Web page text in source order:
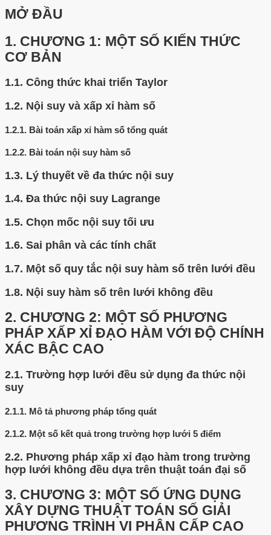
MỞ ĐẦU
1. CHƯƠNG 1: MỘT SỐ KIẾN THỨC
CƠ BẢN
1.1. Công thức khai triển Taylor
1.2. Nội suy và xấp xỉ hàm số
1.2.1. Bài toán xấp xỉ hàm số tổng quát
1.2.2. Bài toán nội suy hàm số
1.3. Lý thuyết về đa thức nội suy
1.4. Đa thức nội suy Lagrange
1.5. Chọn mốc nội suy tối ưu
1.6. Sai phân và các tính chất
1.7. Một số quy tắc nội suy hàm số trên lưới đều
1.8. Nội suy hàm số trên lưới không đều
2. CHƯƠNG 2: MỘT SỐ PHƯƠNG
PHÁP XẤP XỈ ĐẠO HÀM VỚI ĐỘ CHÍNH
XÁC BẬC CAO
2.1. Trường hợp lưới đều sử dụng đa thức nội
suy
2.1.1. Mô tả phương pháp tổng quát
2.1.2. Một số kết quả trong trường hợp lưới 5 điểm
2.2. Phương pháp xấp xỉ đạo hàm trong trường
hợp lưới không đều dựa trên thuật toán đại số
3. CHƯƠNG 3: MỘT SỐ ỨNG DỤNG
XÂY DỰNG THUẬT TOÁN SỐ GIẢI
PHƯƠNG TRÌNH VI PHÂN CẤP CAO